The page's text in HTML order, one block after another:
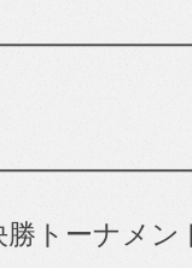
トーナメ